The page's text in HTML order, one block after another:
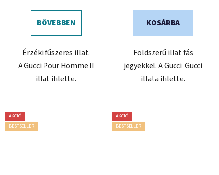
BŐVEBBEN
Érzéki fűszeres illat.
A Gucci Pour Homme II
illat ihlette.
KOSÁRBA
Földszerű illat fás
jegyekkel. A Gucci Gucci
illata ihlette.
AKCIÓ
BESTSELLER
AKCIÓ
BESTSELLER